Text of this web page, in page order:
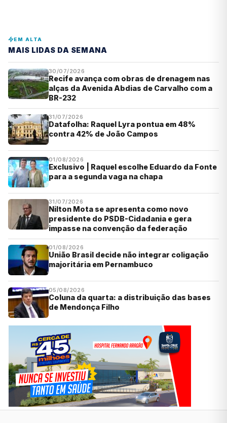
EM ALTA
MAIS LIDAS DA SEMANA
30/07/2026
Recife avança com obras de drenagem nas
alças da Avenida Abdias de Carvalho com a
BR-232
31/07/2026
Datafolha: Raquel Lyra pontua em 48%
contra 42% de João Campos
01/08/2026
Exclusivo | Raquel escolhe Eduardo da Fonte
para a segunda vaga na chapa
31/07/2026
Nilton Mota se apresenta como novo
presidente do PSDB-Cidadania e gera
impasse na convenção da federação
01/08/2026
União Brasil decide não integrar coligação
majoritária em Pernambuco
05/08/2026
Coluna da quarta: a distribuição das bases
de Mendonça Filho